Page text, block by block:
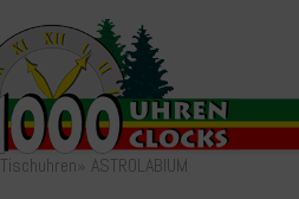
Tischuhren» ASTROLABIUM